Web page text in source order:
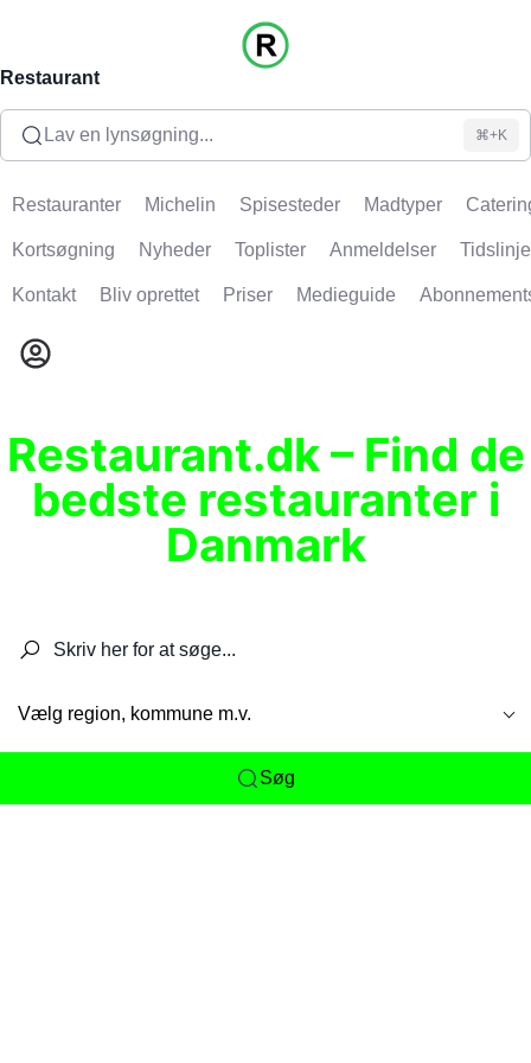
Restaurant
Lav en lynsøgning... ⌘+K
Restauranter Michelin Spisesteder Madtyper
Kortsøgning Nyheder Toplister Anmeldelser Tidslinje
Kontakt Bliv oprettet Priser Medieguide
Restaurant.dk – Find de
bedste restauranter i
Danmark
Vælg region, kommune m.v.
Søg